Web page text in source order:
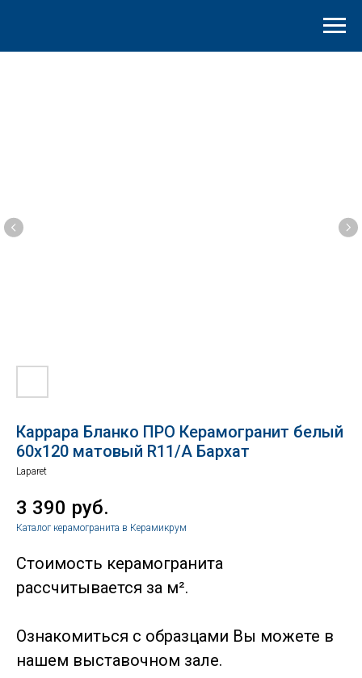
Каррара Бланко ПРО Керамогранит белый
60х120 матовый R11/A Бархат
Laparet
3 390 руб.
Каталог керамогранита в Керамикрум
Стоимость керамогранита
рассчитывается за м².
Ознакомиться с образцами Вы можете в
нашем выставочном зале.